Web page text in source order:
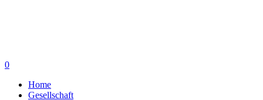
0
Home
Gesellschaft